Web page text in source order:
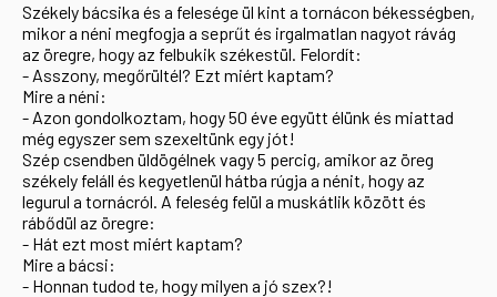
Székely bácsika és a felesége ül kint a tornácon békességben,
mikor a néni megfogja a seprűt és irgalmatlan nagyot rávág
az öregre, hogy az felbukik székestül. Felordít:
- Asszony, megőrültél? Ezt miért kaptam?
Mire a néni:
- Azon gondolkoztam, hogy 50 éve együtt élünk és miattad
még egyszer sem szexeltünk egy jót!
Szép csendben üldögélnek vagy 5 percig, amikor az öreg
székely feláll és kegyetlenül hátba rúgja a nénit, hogy az
legurul a tornácról. A feleség felül a muskátlik között és
rábődül az öregre:
- Hát ezt most miért kaptam?
Mire a bácsi:
- Honnan tudod te, hogy milyen a jó szex?!